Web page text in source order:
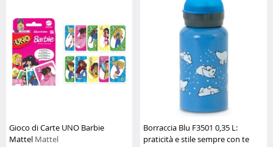
Gioco di Carte UNO Barbie
Mattel Mattel
Borraccia Blu F3501 0,35 L:
praticità e stile sempre con te